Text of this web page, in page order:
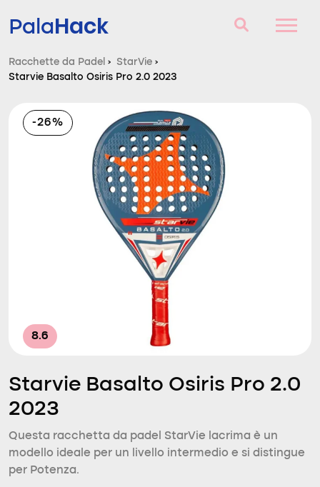
PalaHack
Racchette da Padel
Domande e risposte
Comparatore
Racchette da Padel › StarVie ›
Starvie Basalto Osiris Pro 2.0 2023
-26%
8.6
Starvie Basalto Osiris Pro 2.0
2023
Questa racchetta da padel StarVie lacrima è un
modello ideale per un livello intermedio e si distingue
per Potenza.